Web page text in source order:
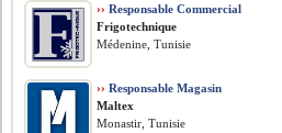
›› Responsable Commercial
Frigotechnique
Médenine, Tunisie
›› Responsable Magasin
Maltex
Monastir, Tunisie